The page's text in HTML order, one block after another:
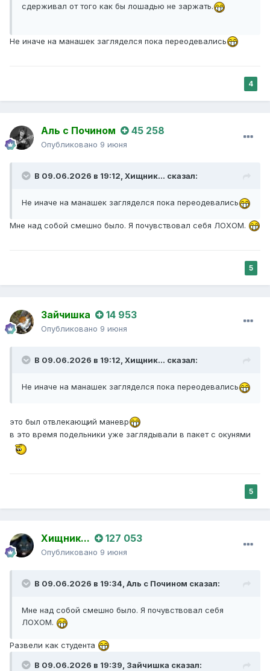
сдерживал от того как бы лошадью не заржать.
Не иначе на манашек загляделся пока переодевались
4
Аль с Почином 45 258
Опубликовано 9 июня
В 09.06.2026 в 19:12, Хищник... сказал:
Не иначе на манашек загляделся пока переодевались
Мне над собой смешно было. Я почувствовал себя ЛОХОМ.
5
Зайчишка 14 953
Опубликовано 9 июня
В 09.06.2026 в 19:12, Хищник... сказал:
Не иначе на манашек загляделся пока переодевались
это был отвлекающий маневр
в это время подельники уже заглядывали в пакет с окунями
5
Хищник... 127 053
Опубликовано 9 июня
В 09.06.2026 в 19:34, Аль с Почином сказал:
Мне над собой смешно было. Я почувствовал себя
ЛОХОМ.
Развели как студента
В 09.06.2026 в 19:39, Зайчишка сказал: